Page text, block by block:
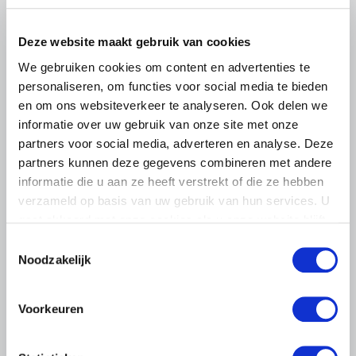
Deze website maakt gebruik van cookies
We gebruiken cookies om content en advertenties te
personaliseren, om functies voor social media te bieden
en om ons websiteverkeer te analyseren. Ook delen we
informatie over uw gebruik van onze site met onze
partners voor social media, adverteren en analyse. Deze
partners kunnen deze gegevens combineren met andere
informatie die u aan ze heeft verstrekt of die ze hebben
verzameld op basis van uw gebruik van hun services. U
Noodzakelijk
Voorkeuren
Intrekken natuurvergunningen is